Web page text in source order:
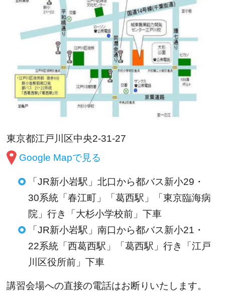
東京都江戸川区中央2-31-27
Google Mapで見る
「JR新小岩駅」北口から都バス新小29・
30系統「春江町」「葛西駅」「東京臨海病
院」行き「大杉小学校前」下車
「JR新小岩駅」南口から都バス新小21・
22系統「西葛西駅」「葛西駅」行き「江戸
川区役所前」下車
講習会場への直接の電話はお断りいたします。